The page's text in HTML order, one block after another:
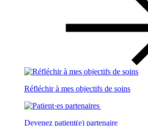
Réfléchir à mes objectifs de soins
Devenez patient(e) partenaire